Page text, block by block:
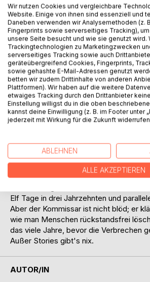
Auf die Merkliste
Titel bewerten
BESCHREIBUNG
Fünf Menschen sind verschwunden,
was er wirklich kann: Texte schreiben
verrennen.
Zwei Frauen haben sich gefunden und
eine verweht, die andere zieht es
Elf Tage in drei Jahrzehnten und
Aber der Kommissar ist nicht blöd; er
wie man Menschen rückstandsfrei
das viele Jahre, bevor die Verbrechen
Außer Stories gibt's nix.
AUTOR/IN
Wir nutzen Cookies und vergleichbare
Website. Einige von ihnen sind essenziell und
Daneben verwenden wir Analysemethoden (z.
Fingerprints sowie serverseitiges Tracking),
unsere Seite besucht und wie sie genutzt wird.
Trackingtechnologien zu Marketingzwecken
serverseitiges Tracking sowie auch
geräteübergreifend Cookies, Fingerprints,
sowie gehashte E-Mail-Adressen genutzt
betten wir zudem Drittinhalte von anderen
Plattformen). Wir haben auf die weitere
etwaiges Tracking durch den Drittanbieter
Einstellung willigst du in die oben
kannst deine Einwilligung (z. B. im Footer unter
jederzeit mit Wirkung für die Zukunft
ABLEHNEN
ALLE AKZEPTIEREN